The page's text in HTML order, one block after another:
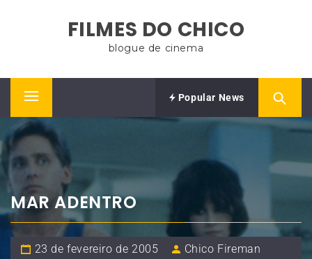
FILMES DO CHICO
blogue de cinema
Primary
Menu
Popular News
MAR ADENTRO
23 de fevereiro de 2005 Chico Fireman